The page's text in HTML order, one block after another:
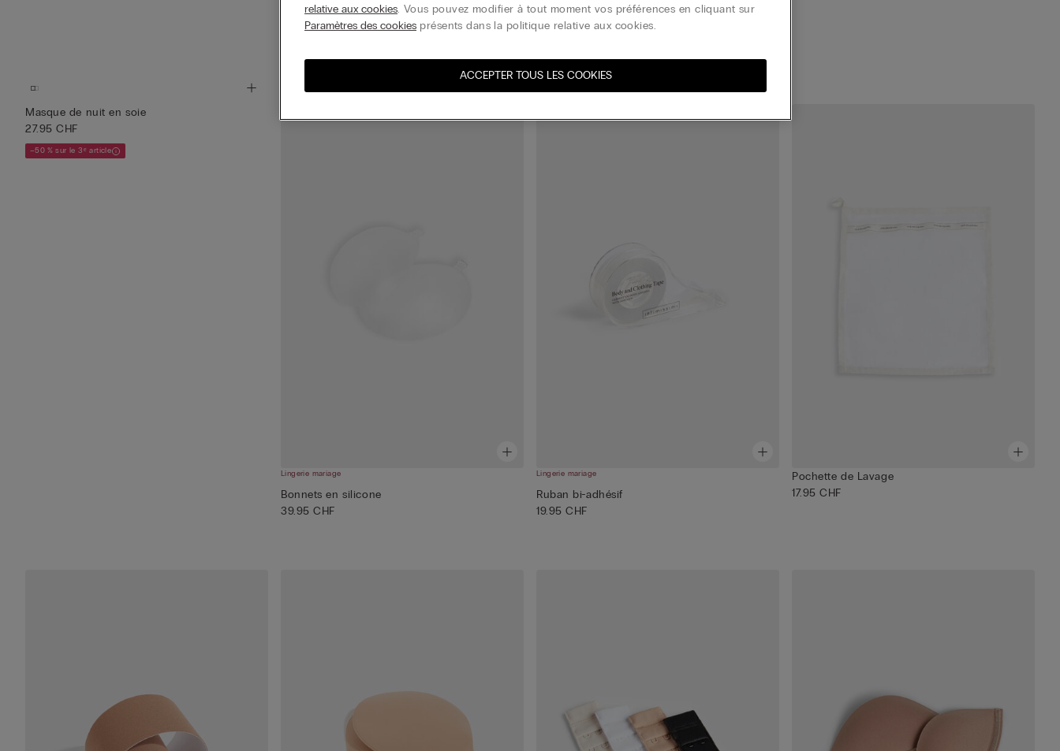
Rallonge de body
15.95 CHF
Rallonge de body
15.95 CHF
Masque de nuit en soie
27.95 CHF
–50 % sur le 3ᵉ article
Lingerie mariage
Bonnets en silicone
39.95 CHF
Lingerie mariage
Ruban bi-adhésif
19.95 CHF
Pochette de Lavage
17.95 CHF
relative aux cookies. Vous pouvez modifier à tout moment vos préférences en cliquant sur
Paramètres des cookies présents dans la politique relative aux cookies.
ACCEPTER TOUS LES COOKIES